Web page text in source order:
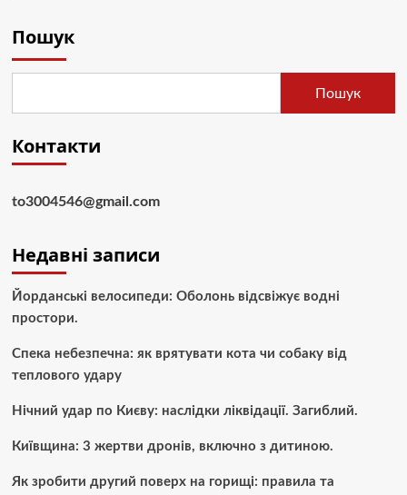
Пошук
Пошук
Контакти
to3004546@gmail.com
Недавні записи
Йорданські велосипеди: Оболонь відсвіжує водні
простори.
Спека небезпечна: як врятувати кота чи собаку від
теплового удару
Нічний удар по Києву: наслідки ліквідації. Загиблий.
Київщина: 3 жертви дронів, включно з дитиною.
Як зробити другий поверх на горищі: правила та